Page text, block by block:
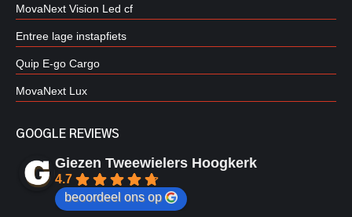
MovaNext Vision Led cf
Entree lage instapfiets
Quip E-go Cargo
MovaNext Lux
GOOGLE REVIEWS
Giezen Tweewielers Hoogkerk
4.7
beoordeel ons op